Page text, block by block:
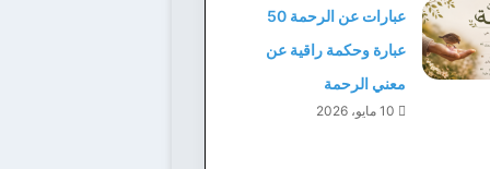
عبارات عن الرحمة 50
عبارة وحكمة راقية عن
معني الرحمة
10 مايو، 2026